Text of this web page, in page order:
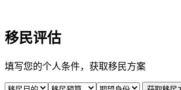
移民评估
填写您的个人条件，获取移民方案